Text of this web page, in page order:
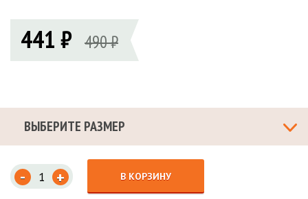
441 ₽ 490 ₽
ВЫБЕРИТЕ РАЗМЕР
- + В КОРЗИНУ